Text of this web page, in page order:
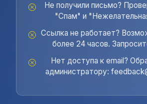
Не получили письмо?
"Спам" и
Ссылка не работает?
более 24 часов.
Нет доступа к email?
администратору: